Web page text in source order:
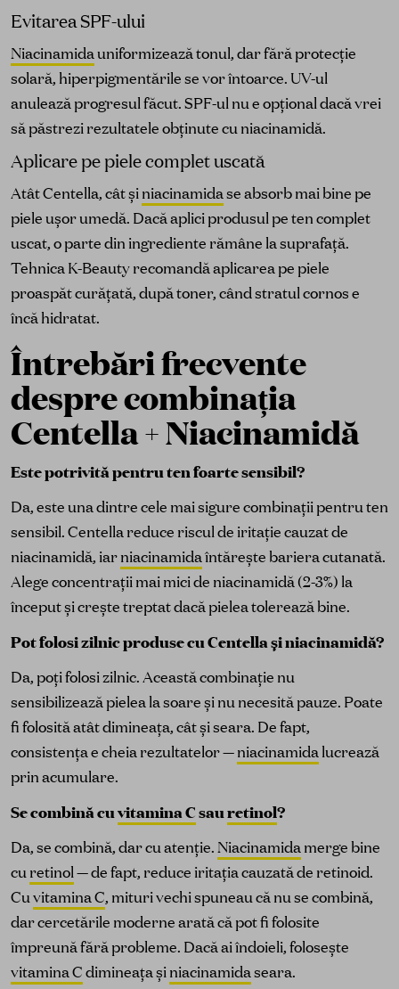
Evitarea SPF-ului
Niacinamidauniformizează tonul, dar fără protecție
solară, hiperpigmentările se vor întoarce. UV-ul
anulează progresul făcut. SPF-ul nu e opțional dacă vrei
să păstrezi rezultatele obținute cu niacinamidă.
Aplicare pe piele complet uscată
Atât Centella, cât șiniacinamidase absorb mai bine pe
piele ușor umedă. Dacă aplici produsul pe ten complet
uscat, o parte din ingrediente rămâne la suprafață.
Tehnica K-Beauty recomandă aplicarea pe piele
proaspăt curățată, după toner, când stratul cornos e
încă hidratat.
Întrebări frecvente
despre combinația
Centella + Niacinamidă
Este potrivită pentru ten foarte sensibil?
Da, este una dintre cele mai sigure combinații pentru ten
sensibil. Centella reduce riscul de iritație cauzat de
niacinamidă, iarniacinamidaîntărește bariera cutanată.
Alege concentrații mai mici de niacinamidă (2-3%) la
început și crește treptat dacă pielea tolerează bine.
Pot folosi zilnic produse cu Centella și niacinamidă?
Da, poți folosi zilnic. Această combinație nu
sensibilizează pielea la soare și nu necesită pauze. Poate
fi folosită atât dimineața, cât și seara. De fapt,
consistența e cheia rezultatelor —niacinamidalucrează
prin acumulare.
Se combină cuvitamina Csauretinol?
Da, se combină, dar cu atenție.Niacinamidamerge bine
curetinol— de fapt, reduce iritația cauzată de retinoid.
Cuvitamina C, mituri vechi spuneau că nu se combină,
dar cercetările moderne arată că pot fi folosite
împreună fără probleme. Dacă ai îndoieli, folosește
vitamina Cdimineața șiniacinamidaseara.